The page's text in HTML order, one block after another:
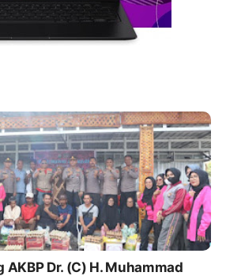
AKBP Dr. (C) H. Muhammad